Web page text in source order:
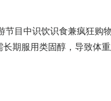
目中识饮识食兼疯狂购
期服用类固醇，导致体